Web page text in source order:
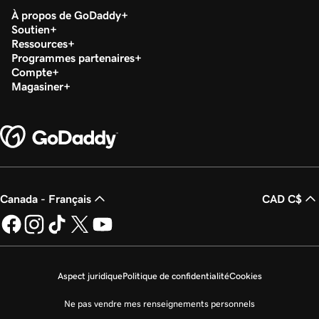
Connexion à votre serveur Windows avec
Connexion Bureau à distance
Activer les notifications pour les événements de
ressources et de services pour mon VPS Hosting
Ajouter un domaine à la surveillance HTTP et SSL
À propos de GoDaddy
Soutien
Ressources
Programmes partenaires
Compte
Magasiner
Canada - Français CAD C$
Aspect juridiquePolitique de confidentialitéCookies
Ne pas vendre mes renseignements personnels